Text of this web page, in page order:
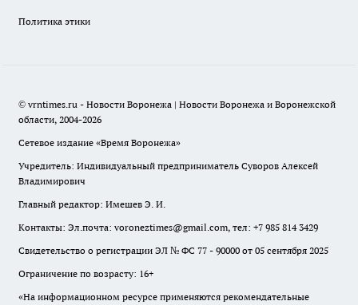
Политика этики
© vrntimes.ru - Новости Воронежа | Новости Воронежа и Воронежской
области, 2004-2026
Сетевое издание «Время Воронежа»
Учредитель: Индивидуальный предприниматель Суворов Алексей
Владимирович
Главный редактор: Имешев Э. И.
Контакты: Эл.почта: voroneztimes@gmail.com, тел: +7 985 814 3429
Свидетельство о регистрации ЭЛ № ФС 77 - 90000 от 05 сентября 2025
Ограничение по возрасту: 16+
«На информационном ресурсе применяются рекомендательные